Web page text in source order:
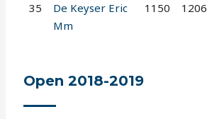
35
De Keyser Eric
Mm
1150 1206
Open 2018-2019